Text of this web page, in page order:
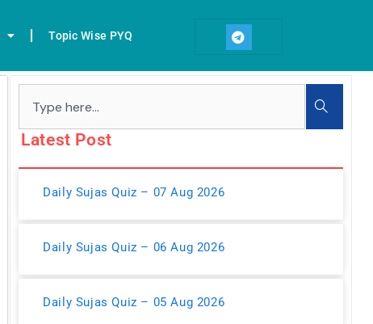
Topic Wise PYQ
T
e
l
g
r
Latest Post
Daily Sujas Quiz – 07 Aug 2026
Daily Sujas Quiz – 06 Aug 2026
Daily Sujas Quiz – 05 Aug 2026